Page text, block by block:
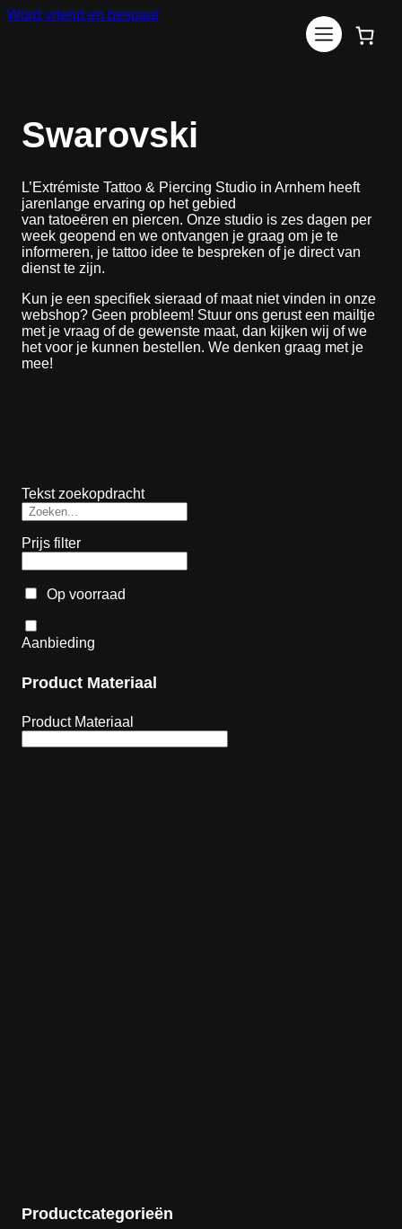
Ga
Word vriend en bespaar
Swarovski
L’Extrémiste Tattoo & Piercing Studio in Arnhem heeft
jarenlange ervaring op het gebied
van tatoeëren en piercen. Onze studio is zes dagen per
week geopend en we ontvangen je graag om je te
informeren, je tattoo idee te bespreken of je direct van
dienst te zijn.
Kun je een specifiek sieraad of maat niet vinden in onze
webshop? Geen probleem! Stuur ons gerust een mailtje
met je vraag of de gewenste maat, dan kijken wij of we
het voor je kunnen bestellen. We denken graag met je
mee!
Tekst zoekopdracht
Prijs filter
Op voorraad
Aanbieding
Product Materiaal
Product Materiaal
Productcategorieën